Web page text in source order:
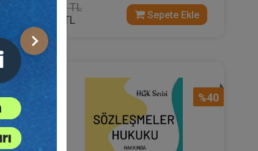
Sonraki
150 TL
90 TL Sepete Ekle
%40 %40